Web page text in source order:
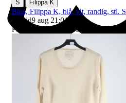
S Filippa K
Blus, Filippa K, blå, vit, randig, stl. S
Sluttid9 aug 21:01
Pris:
Ledande bud